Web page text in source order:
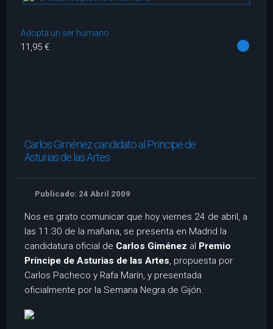
Adopta un ser humano
11,95 €
Carlos Giménez candidato al Principe de
Asturias de las Artes
Publicado: 24 Abril 2009
Nos es grato comunicar que hoy viernes 24 de abril, a
las 11:30 de la mañana, se presenta en Madrid la
candidatura oficial de Carlos Giménez al Premio
Príncipe de Asturias de las Artes, propuesta por
Carlos Pacheco y Rafa Marín, y presentada
oficialmente por la Semana Negra de Gijón.